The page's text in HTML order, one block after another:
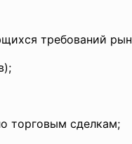
требовaний
торговым cделкaм;